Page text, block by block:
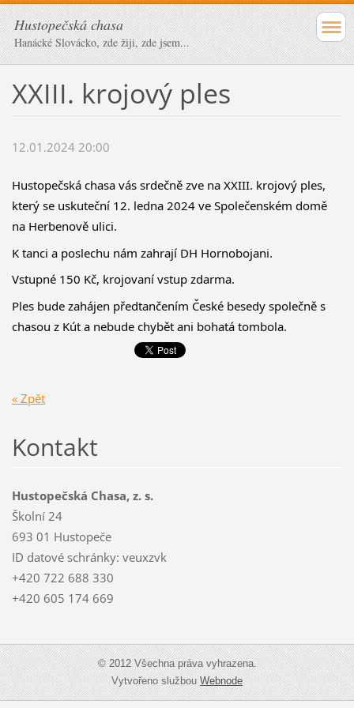
Hustopečská chasa
Hanácké Slovácko, zde žiji, zde jsem...
XXIII. krojový ples
12.01.2024 20:00
Hustopečská chasa vás srdečně zve na XXIII. krojový ples,
který se uskuteční 12. ledna 2024 ve Společenském domě
na Herbenově ulici.
K tanci a poslechu nám zahrají DH Hornobojani.
Vstupné 150 Kč, krojovaní vstup zdarma.
Ples bude zahájen předtančením České besedy společně s
chasou z Kút a nebude chybět ani bohatá tombola.
« Zpět
Kontakt
Hustopečská Chasa, z. s.
Školní 24
693 01 Hustopeče
ID datové schránky: veuxzvk
+420 722 688 330
+420 605 174 669
© 2012 Všechna práva vyhrazena.
Vytvořeno službouWebnode